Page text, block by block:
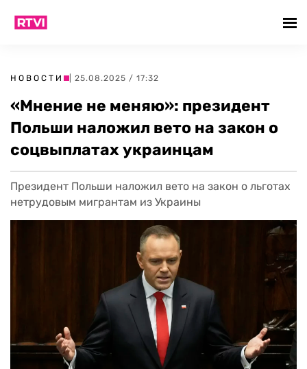
НОВОСТИ | 25.08.2025 / 17:32
«Мнение не меняю»: президент
Польши наложил вето на закон о
соцвыплатах украинцам
Президент Польши наложил вето на закон о льготах
нетрудовым мигрантам из Украины